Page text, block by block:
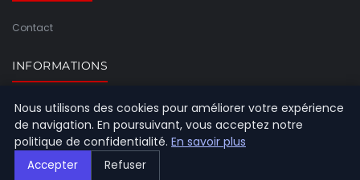
Contact
INFORMATIONS
Plan du site
© 2026 Referencement Europeen. Tous droits réservés.
Nous utilisons des cookies pour améliorer votre expérience
de navigation. En poursuivant, vous acceptez notre
politique de confidentialité. En savoir plus
Accepter Refuser